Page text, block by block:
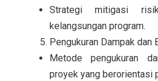
Strategi mitigasi
kelangsungan program.
Pengukuran Dampak dan
Metode pengukuran
proyek yang berorientasi